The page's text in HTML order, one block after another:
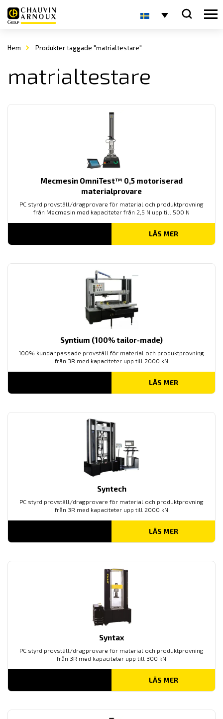
Hem Produkter taggade "matrialtestare"
matrialtestare
Mecmesin OmniTest™ 0,5 motoriserad
materialprovare
PC styrd provställ/dragprovare för material och produktprovning
från Mecmesin med kapaciteter från 2,5 N upp till 500 N
LÄS MER
Syntium (100% tailor-made)
100% kundanpassade provställ för material och produktprovning
från 3R med kapaciteter upp till 2000 kN
LÄS MER
Syntech
PC styrd provställ/dragprovare för material och produktprovning
från 3R med kapaciteter upp till 2000 kN
LÄS MER
Syntax
PC styrd provställ/dragprovare för material och produktprovning
från 3R med kapaciteter upp till 300 kN
LÄS MER